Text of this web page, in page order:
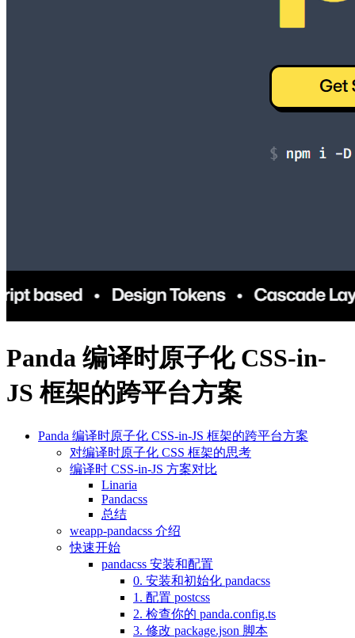
Panda 编译时原子化 CSS-in-
JS 框架的跨平台方案
Panda 编译时原子化 CSS-in-JS 框架的跨平台方案
对编译时原子化 CSS 框架的思考
编译时 CSS-in-JS 方案对比
Linaria
Pandacss
总结
weapp-pandacss 介绍
快速开始
pandacss 安装和配置
0. 安装和初始化 pandacss
1. 配置 postcss
2. 检查你的 panda.config.ts
3. 修改 package.json 脚本